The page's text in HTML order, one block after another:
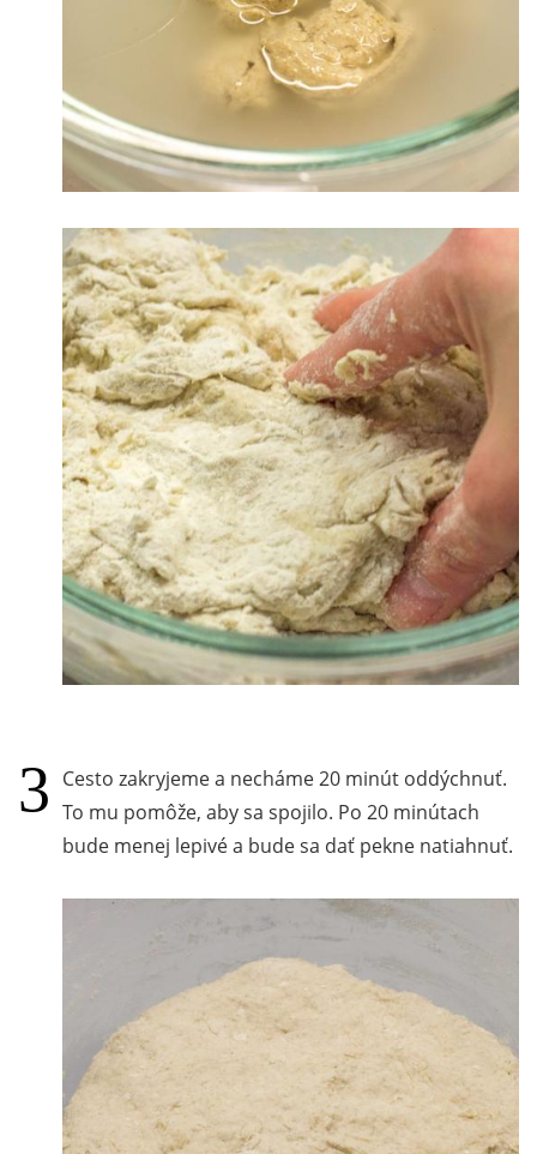
Cesto zakryjeme a necháme 20 minút oddýchnuť.
To mu pomôže, aby sa spojilo. Po 20 minútach
bude menej lepivé a bude sa dať pekne natiahnuť.